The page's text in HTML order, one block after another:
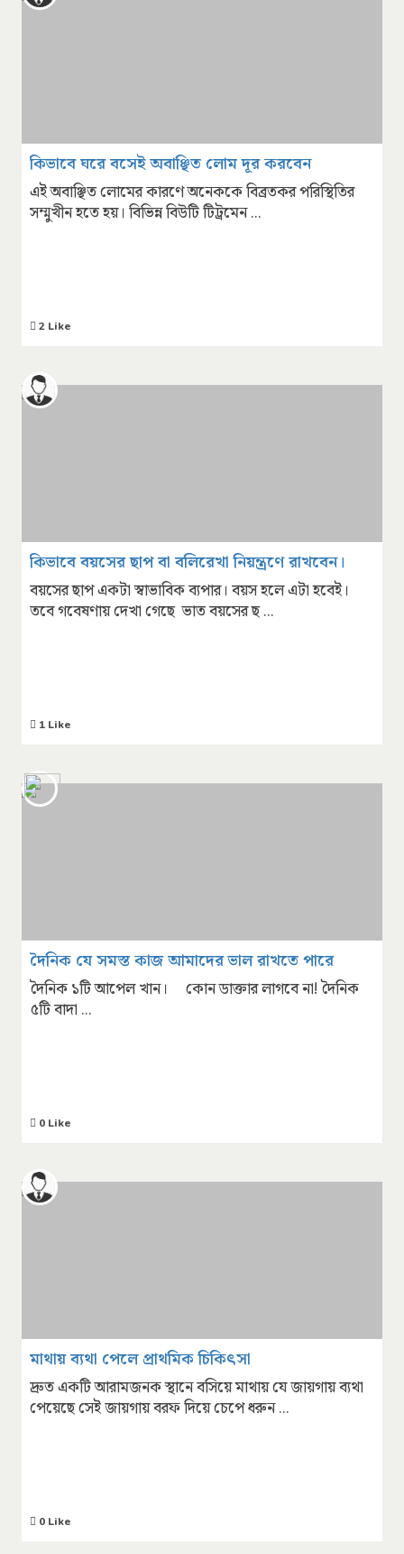
কিভাবে ঘরে বসেই অবাঞ্ছিত লোম দূর করবেন
এই অবাঞ্ছিত লোমের কারণে অনেককে বিব্রতকর পরিস্থিতির
সম্মুখীন হতে হয়। বিভিন্ন বিউটি টিট্রমেন ...
2 Like
কিভাবে বয়সের ছাপ বা বলিরেখা নিয়ন্ত্রণে রাখবেন।
বয়সের ছাপ একটা স্বাভাবিক ব্যপার। বয়স হলে এটা হবেই।
তবে গবেষণায় দেখা গেছে ভাত বয়সের ছ ...
1 Like
দৈনিক যে সমস্ত কাজ আমাদের ভাল রাখতে পারে
দৈনিক ১টি আপেল খান। কোন ডাক্তার লাগবে না! দৈনিক
৫টি বাদা ...
0 Like
মাথায় ব্যথা পেলে প্রাথমিক চিকিৎসা
দ্রুত একটি আরামজনক স্থানে বসিয়ে মাথায় যে জায়গায় ব্যথা
পেয়েছে সেই জায়গায় বরফ দিয়ে চেপে ধরুন ...
0 Like